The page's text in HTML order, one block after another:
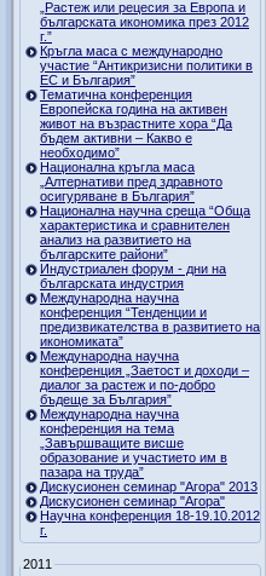
„Растеж или рецесия за Европа и
българската икономика през 2012
г.”
Кръгла маса с международно
участие “Антикризисни политики в
ЕС и България”
Тематична конференция
Европейска година на активен
живот на възрастните хора “Да
бъдем активни – Какво е
необходимо”
Национална кръгла маса
„Алтернативи пред здравното
осигуряване в България”
Национална научна среща “Обща
характеристика и сравнителен
анализ на развитието на
българските райони”
Индустриален форум - дни на
българската индустрия
Международна научна
конференция “Тенденции и
предизвикателства в развитието на
икономиката”
Международна научна
конференция „Заетост и доходи –
диалог за растеж и по-добро
бъдеще за България”
Международна научна
конференция на тема
„Завършващите висше
образование и участието им в
пазара на труда”
Дискусионен семинар "Агора" 2013
Дискусионен семинар "Агора"
Научна конференция 18-19.10.2012
г.
2011